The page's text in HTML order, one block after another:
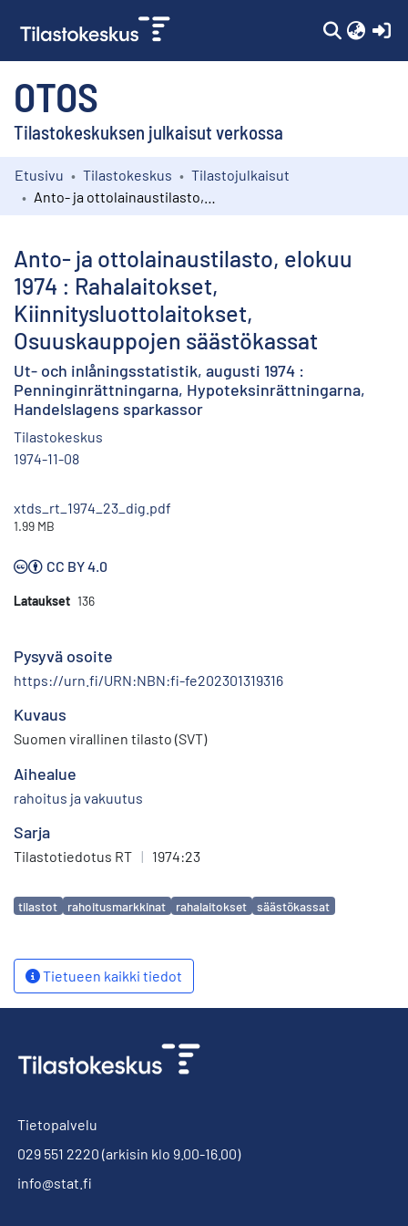
OTOS
Tilastokeskuksen julkaisut verkossa
Kokoelmat
Etusivu Tilastokeskus
Tilastojulkaisut
Anto- ja ottolainaustilasto, elokuu
1974 : Rahalaitokset,
Kiinnitysluottolaitokset,
Osuuskauppojen säästökassat
Ut- och inlåningsstatistik, augusti 1974 :
Penninginrättningarna, Hypoteksinrättningarna,
Handelslagens sparkassor
Tilastokeskus
1974-11-08
xtds_rt_1974_23_dig.pdf
1.99 MB
CC BY 4.0
Lataukset 136
Pysyvä osoite
https://urn.fi/URN:NBN:fi-fe202301319316
Kuvaus
Suomen virallinen tilasto (SVT)
Aihealue
rahoitus ja vakuutus
Sarja
Tilastotiedotus RT | 1974:23
Avainsanat
tilastot rahoitusmarkkinat rahalaitokset säästökassat
Tietueen kaikki tiedot
Tietopalvelu
029 551 2220 (arkisin klo 9.00-16.00)
info@stat.fi